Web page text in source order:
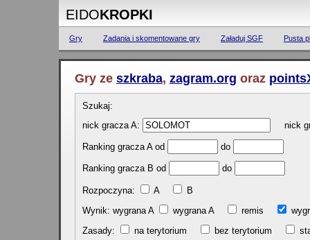
EIDOKROPKI
Gry Zadania i skomentowane gry Załaduj SGF Pusta
Gry ze szkraba, zagram.org oraz
Szukaj:
nick gracza A:
nick
Ranking gracza A od do
Ranking gracza B od do
Rozpoczyna: A
B
Wynik: wygrana A
wygrana A remis
Zasady:
na terytorium bez terytorium